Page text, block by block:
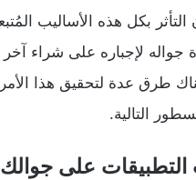
بكل هذه الأساليب
جواله لإجباره على شراء
طرق عدة لتحقيق هذا
التالية.